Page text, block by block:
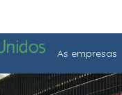
As empresas